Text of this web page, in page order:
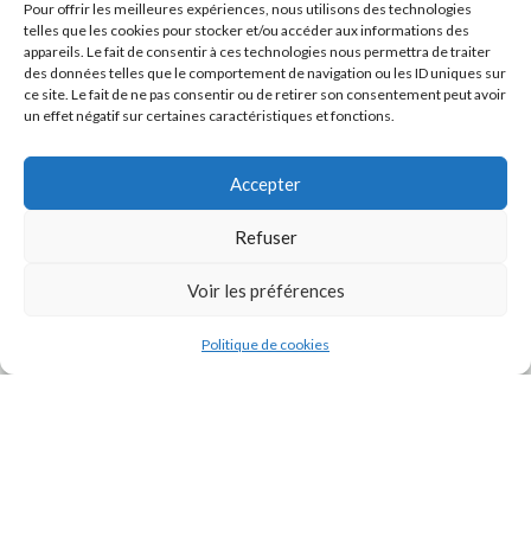
Pour offrir les meilleures expériences, nous utilisons des technologies
telles que les cookies pour stocker et/ou accéder aux informations des
appareils. Le fait de consentir à ces technologies nous permettra de traiter
des données telles que le comportement de navigation ou les ID uniques sur
ce site. Le fait de ne pas consentir ou de retirer son consentement peut avoir
un effet négatif sur certaines caractéristiques et fonctions.
Accepter
Refuser
Voir les préférences
Politique de cookies